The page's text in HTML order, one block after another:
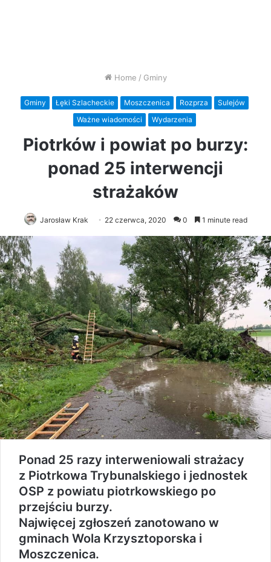
Home / Gminy
Gminy Łęki Szlacheckie Moszczenica Rozprza
Sulejów
Ważne wiadomości
Wydarzenia
Piotrków i powiat po burzy:
ponad 25 interwencji
strażaków
Jarosław Krak 22 czerwca, 2020 0 1 minute read
Ponad 25 razy interweniowali strażacy
z Piotrkowa Trybunalskiego i jednostek
OSP z powiatu piotrkowskiego po
przejściu burzy.
Najwięcej zgłoszeń zanotowano w
gminach Wola Krzysztoporska i
Moszczenica.